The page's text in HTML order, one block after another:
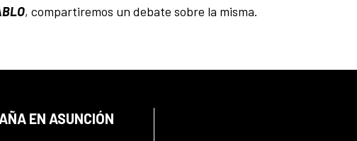
, compartiremos un debate sobre la misma.
EN ASUNCIÓN